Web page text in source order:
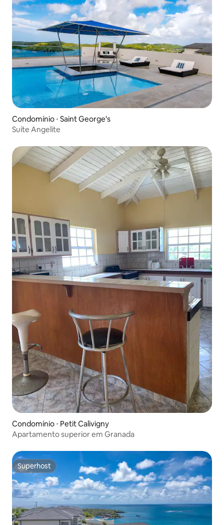
Condomínio ⋅ Saint George's
Suíte Angelite
Condomínio ⋅ Petit Calivigny
Apartamento superior em Granada
Superhost
Superhost